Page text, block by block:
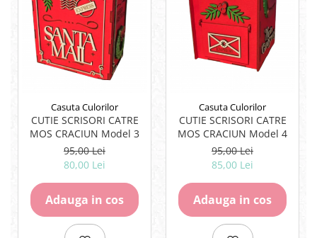
Casuta Culorilor
CUTIE SCRISORI CATRE
MOS CRACIUN Model 3
95,00 Lei
80,00 Lei
Adauga in cos
Casuta Culorilor
CUTIE SCRISORI CATRE
MOS CRACIUN Model 4
95,00 Lei
85,00 Lei
Adauga in cos